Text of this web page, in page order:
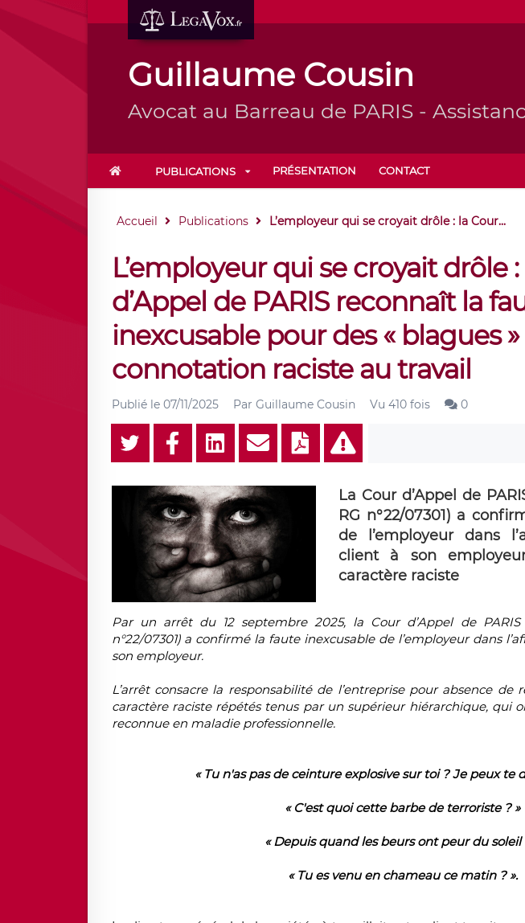
Guillaume Cousin
Avocat au Barreau de PARIS -
PUBLICATIONS PRÉSENTATION CONTACT
Accueil Publications L’employeur qui se croyait drôle : la Cour...
L’employeur qui se croyait drôle
d’Appel de PARIS reconnaît la
inexcusable pour des « blagues »
connotation raciste au travail
Publié le 07/11/2025 Par Guillaume Cousin Vu 410 fois 0
La Cour d’Appel de
RG n°22/07301) a
de l’employeur dans
client à son
caractère raciste
Par un arrêt du 12 septembre 2025, la Cour d’Appel de PARIS
n°22/07301) a confirmé la faute inexcusable de l’employeurdans
son employeur.
L’arrêt consacre la responsabilité de l’entreprise pour absence de
caractère raciste répétés tenus par un supérieur hiérarchique, qui
reconnue en maladie professionnelle.
« Tu n'as pas de ceinture explosive sur toi ? Je peux te
« C'est quoi cette barbe de terroriste ? »
« Depuis quand les beurs ont peur du soleil
« Tu es venu en chameau ce matin ? ».